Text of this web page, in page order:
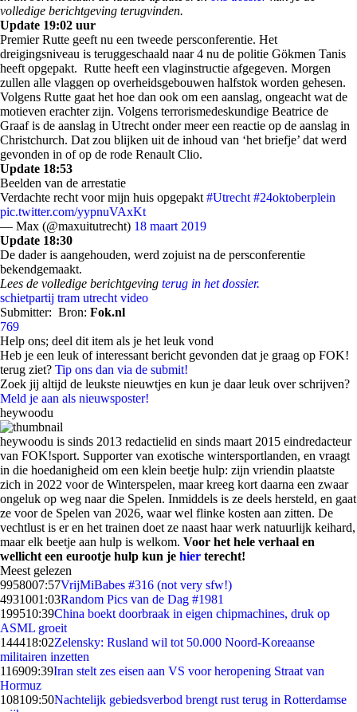
volledige berichtgeving terugvinden.
Update 19:02 uur
Premier Rutte geeft nu een tweede persconferentie. Het
dreigingsniveau is teruggeschaald naar 4 nu de politie Gökmen Tanis
heeft opgepakt. Rutte heeft een vlaginstructie afgegeven. Morgen
zullen alle vlaggen op overheidsgebouwen halfstok worden gehesen.
Volgens Rutte gaat het hoe dan ook om een aanslag, ongeacht wat de
motieven erachter zijn. Volgens terrorismedeskundige Beatrice de
Graaf is de aanslag in Utrecht onder meer een reactie op de aanslag in
Christchurch. Dat zou blijken uit de inhoud van ‘het briefje’ dat werd
gevonden in of op de rode Renault Clio.
Update 18:53
Beelden van de arrestatie
Verdachte recht voor mijn huis opgepakt #Utrecht #24oktoberplein
pic.twitter.com/yypnuVAxKt
— Max (@maxuitutrecht) 18 maart 2019
Update 18:30
De dader is aangehouden, werd zojuist na de persconferentie
bekendgemaakt.
Lees de volledige berichtgeving terug in het dossier.
schietpartij tram utrecht video
Submitter: Bron: Fok.nl
769
Help ons; deel dit item als je het leuk vond
Heb je een leuk of interessant bericht gevonden dat je graag op FOK!
terug ziet? Tip ons dan via de submit!
Zoek jij altijd de leukste nieuwtjes en kun je daar leuk over schrijven?
Meld je aan als nieuwsposter!
heywoodu
heywoodu is sinds 2013 redactielid en sinds maart 2015 eindredacteur
van FOK!sport. Supporter van exotische wintersportlanden, en vraagt
in die hoedanigheid om een klein beetje hulp: zijn vriendin plaatste
zich in 2022 voor de Winterspelen, maar kreeg kort daarna een zwaar
ongeluk op weg naar die Spelen. Inmiddels is ze deels hersteld, en gaat
ze voor de Spelen van 2026, waar wel flinke kosten aan zitten. De
vechtlust is er en het trainen doet ze naast haar werk natuurlijk keihard,
maar elk beetje aan hulp is welkom. Voor het hele verhaal en
wellicht een eurootje hulp kun je hier terecht!
Meest gelezen
9958007:57VrijMiBabes #316 (not very sfw!)
4931001:03Random Pics van de Dag #1981
199510:39China boekt doorbraak in eigen chipmachines, druk op
ASML groeit
144418:02Zelensky: Rusland wil tot 50.000 Noord-Koreaanse
militairen inzetten
116909:39Iran stelt zes eisen aan VS voor heropening Straat van
Hormuz
108109:50Nachtelijk gebiedsverbod brengt rust terug in Rotterdamse